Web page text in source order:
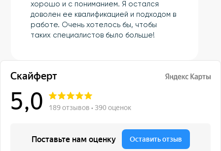
хорошо и с пониманием. Я остался
доволен ее квалификацией и подходом в
работе. Очень хотелось бы, чтобы
таких специалистов было больше!